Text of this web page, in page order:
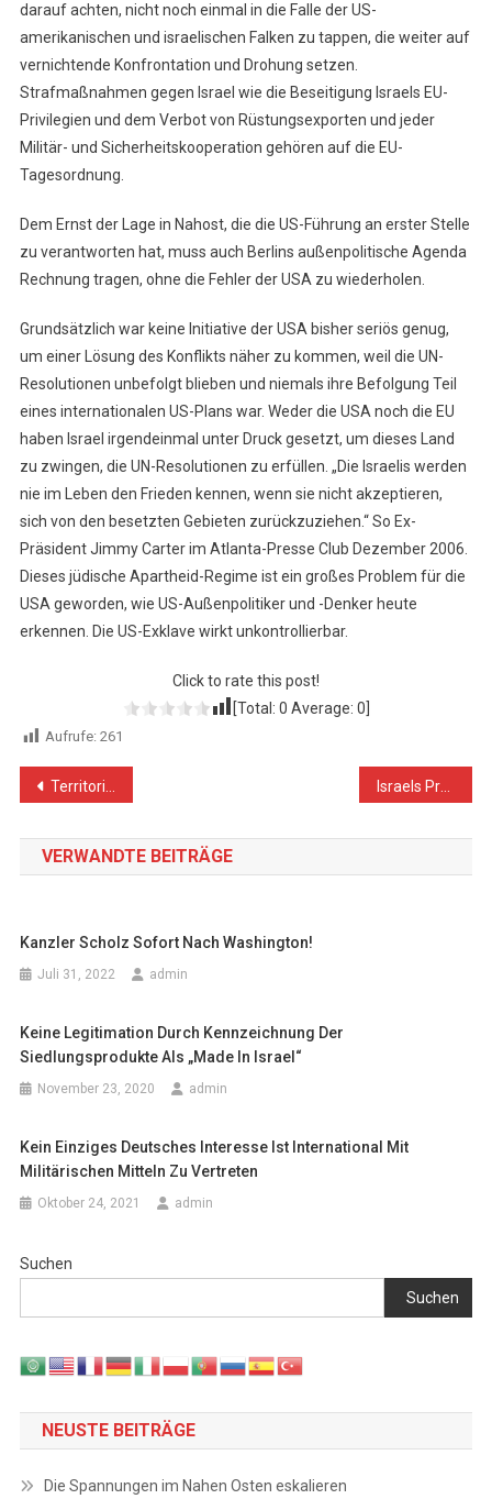
darauf achten, nicht noch einmal in die Falle der US-
amerikanischen und israelischen Falken zu tappen, die weiter auf
vernichtende Konfrontation und Drohung setzen.
Strafmaßnahmen gegen Israel wie die Beseitigung Israels EU-
Privilegien und dem Verbot von Rüstungsexporten und jeder
Militär- und Sicherheitskooperation gehören auf die EU-
Tagesordnung.
Dem Ernst der Lage in Nahost, die die US-Führung an erster Stelle
zu verantworten hat, muss auch Berlins außenpolitische Agenda
Rechnung tragen, ohne die Fehler der USA zu wiederholen.
Grundsätzlich war keine Initiative der USA bisher seriös genug,
um einer Lösung des Konflikts näher zu kommen, weil die UN-
Resolutionen unbefolgt blieben und niemals ihre Befolgung Teil
eines internationalen US-Plans war. Weder die USA noch die EU
haben Israel irgendeinmal unter Druck gesetzt, um dieses Land
zu zwingen, die UN-Resolutionen zu erfüllen. „Die Israelis werden
nie im Leben den Frieden kennen, wenn sie nicht akzeptieren,
sich von den besetzten Gebieten zurückzuziehen.“ So Ex-
Präsident Jimmy Carter im Atlanta-Presse Club Dezember 2006.
Dieses jüdische Apartheid-Regime ist ein großes Problem für die
USA geworden, wie US-Außenpolitiker und -Denker heute
erkennen. Die US-Exklave wirkt unkontrollierbar.
Click to rate this post!
[Total: 0 Average: 0
Aufrufe: 261
Beitragsnavigation
Territoriale Integrität für alle Staaten! Israels Präsident und Premier provozieren in Hebron
VERWANDTE BEITRÄGE
Kanzler Scholz Sofort Nach Washington!
Juli 31, 2022 admin
Keine Legitimation Durch Kennzeichnung Der
Siedlungsprodukte Als „Made In Israel“
November 23, 2020 admin
Kein Einziges Deutsches Interesse Ist International Mit
Militärischen Mitteln Zu Vertreten
Oktober 24, 2021 admin
Suchen
Suchen
NEUSTE BEITRÄGE
Die Spannungen im Nahen Osten eskalieren